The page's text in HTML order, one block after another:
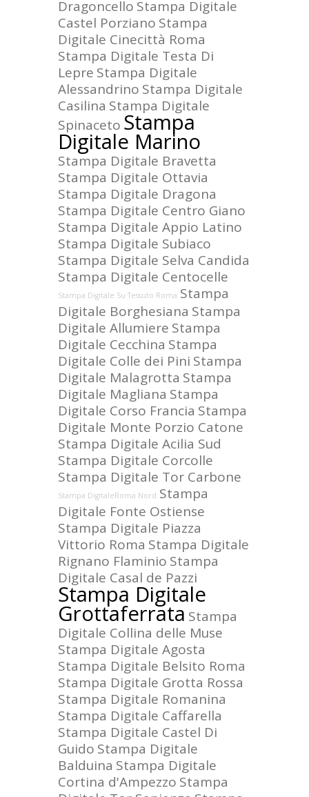
Dragoncello Stampa Digitale
Castel Porziano Stampa
Digitale Cinecittà Roma
Stampa Digitale Testa Di
Lepre Stampa Digitale
Alessandrino Stampa Digitale
Casilina Stampa Digitale
Spinaceto Stampa
Digitale Marino
Stampa Digitale Bravetta
Stampa Digitale Ottavia
Stampa Digitale Dragona
Stampa Digitale Centro Giano
Stampa Digitale Appio Latino
Stampa Digitale Subiaco
Stampa Digitale Selva Candida
Stampa Digitale Centocelle
Stampa Digitale Su Tessuto Roma Stampa
Digitale Borghesiana Stampa
Digitale Allumiere Stampa
Digitale Cecchina Stampa
Digitale Colle dei Pini Stampa
Digitale Malagrotta Stampa
Digitale Magliana Stampa
Digitale Corso Francia Stampa
Digitale Monte Porzio Catone
Stampa Digitale Acilia Sud
Stampa Digitale Corcolle
Stampa Digitale Tor Carbone
Stampa DigitaleRoma Nord Stampa
Digitale Fonte Ostiense
Stampa Digitale Piazza
Vittorio Roma Stampa Digitale
Rignano Flaminio Stampa
Digitale Casal de Pazzi
Stampa Digitale
Grottaferrata Stampa
Digitale Collina delle Muse
Stampa Digitale Agosta
Stampa Digitale Belsito Roma
Stampa Digitale Grotta Rossa
Stampa Digitale Romanina
Stampa Digitale Caffarella
Stampa Digitale Castel Di
Guido Stampa Digitale
Balduina Stampa Digitale
Cortina d'Ampezzo Stampa